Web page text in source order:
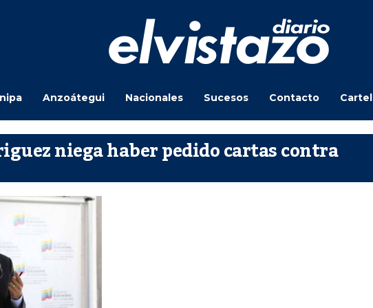
Anzoátegui Nacionales Sucesos Contacto
niega haber pedido cartas contra